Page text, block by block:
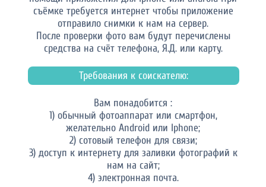
съёмке требуется интернет чтобы приложение
отправило снимки к нам на сервер.
После проверки фото вам будут перечислены
средства на счёт телефона, Я.Д. или карту.
Требования к соискателю:
Вам понадобится :
1) обычный фотоаппарат или смартфон,
желательно Android или Iphone;
2) сотовый телефон для связи;
3) доступ к интернету для заливки фотографий к
нам на сайт;
4) электронная почта.